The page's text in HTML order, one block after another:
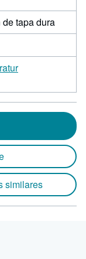
tapa dura
similares